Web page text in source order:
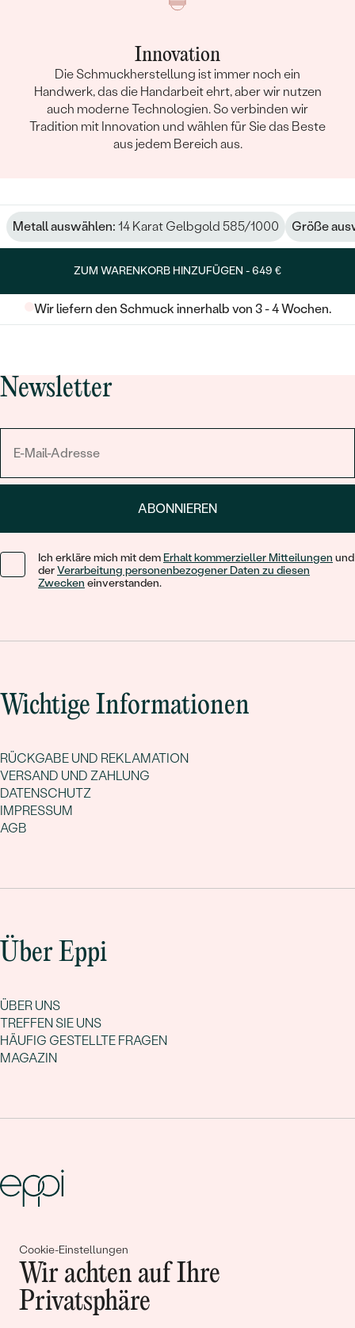
Cookie-Einstellungen
Wir achten auf Ihre
Privatsphäre
Innovation
Die Schmuckherstellung ist immer noch ein
Handwerk, das die Handarbeit ehrt, aber wir nutzen
auch moderne Technologien. So verbinden wir
Tradition mit Innovation und wählen für Sie das Beste
aus jedem Bereich aus.
Metall auswählen: 14 Karat Gelbgold 585/1000 Größe
ZUM WARENKORB HINZUFÜGEN -649 €
Wir liefern den Schmuck innerhalb von 3 - 4 Wochen.
Newsletter
ABONNIEREN
Ich erkläre mich mit dem Erhalt kommerzieller Mitteilungen und
derVerarbeitung personenbezogener Daten zu diesen
Zwecken einverstanden.
Wichtige Informationen
RÜCKGABE UND REKLAMATION
VERSAND UND ZAHLUNG
DATENSCHUTZ
IMPRESSUM
AGB
Über Eppi
ÜBER UNS
TREFFEN SIE UNS
HÄUFIG GESTELLTE FRAGEN
MAGAZIN
Gemeinsam erschaffen wir
Geschichten von Schönheit und
Liebe